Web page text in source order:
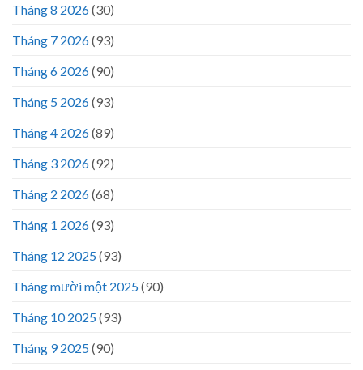
Tháng 8 2026(30)
Tháng 7 2026(93)
Tháng 6 2026(90)
Tháng 5 2026(93)
Tháng 4 2026(89)
Tháng 3 2026(92)
Tháng 2 2026(68)
Tháng 1 2026(93)
Tháng 12 2025(93)
Tháng mười một 2025(90)
Tháng 10 2025(93)
Tháng 9 2025(90)